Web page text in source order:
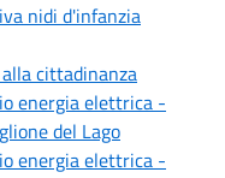
nidi d'infanzia
cittadinanza
energia elettrica -
del Lago
energia elettrica -